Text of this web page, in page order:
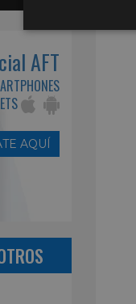
AFT
AQUÍ